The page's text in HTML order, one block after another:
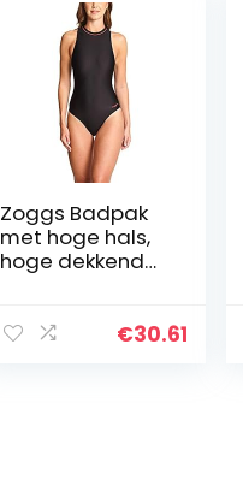
Zoggs Badpak
met hoge hals,
hoge dekkende
ideale keuze
€30.61